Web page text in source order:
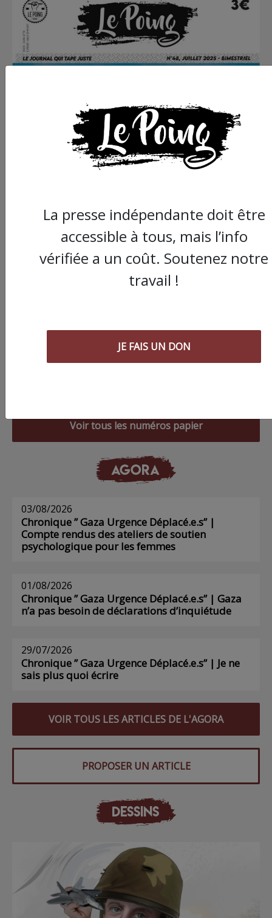
Commander le dernier numéro papier du
Voir tous les numéros papier
AGORA
03/08/2026
Chronique ” Gaza Urgence Déplacé.e.s” |
Compte rendus des ateliers de soutien
psychologique pour les femmes
01/08/2026
Chronique ” Gaza Urgence Déplacé.e.s” | Gaza
n’a pas besoin de déclarations d’inquiétude
29/07/2026
Chronique ” Gaza Urgence Déplacé.e.s” | Je ne
sais plus quoi écrire
VOIR TOUS LES ARTICLES DE L'AGORA
PROPOSER UN ARTICLE
DESSINS
La presse indépendante doit être
accessible à tous, mais l’info
vérifiée a un coût. Soutenez notre
travail !
JE FAIS UN DON